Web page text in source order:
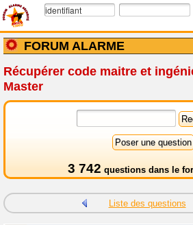
FORUM ALARME
Récupérer code maitre et
Master
3 742 questions dans le
Liste des questions